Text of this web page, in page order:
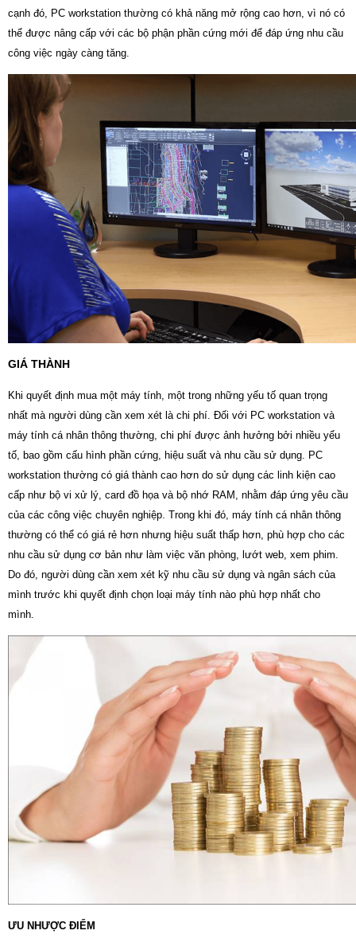
cạnh đó, PC workstation thường có khả năng mở rộng cao hơn, vì nó có
thể được nâng cấp với các bộ phận phần cứng mới để đáp ứng nhu cầu
công việc ngày càng tăng.
GIÁ THÀNH
Khi quyết định mua một máy tính, một trong những yếu tố quan trọng
nhất mà người dùng cần xem xét là chi phí. Đối với PC workstation và
máy tính cá nhân thông thường, chi phí được ảnh hưởng bởi nhiều yếu
tố, bao gồm cấu hình phần cứng, hiệu suất và nhu cầu sử dụng. PC
workstation thường có giá thành cao hơn do sử dụng các linh kiện cao
cấp như bộ vi xử lý, card đồ họa và bộ nhớ RAM, nhằm đáp ứng yêu cầu
của các công việc chuyên nghiệp. Trong khi đó, máy tính cá nhân thông
thường có thể có giá rẻ hơn nhưng hiệu suất thấp hơn, phù hợp cho các
nhu cầu sử dụng cơ bản như làm việc văn phòng, lướt web, xem phim.
Do đó, người dùng cần xem xét kỹ nhu cầu sử dụng và ngân sách của
mình trước khi quyết định chọn loại máy tính nào phù hợp nhất cho
mình.
ƯU NHƯỢC ĐIỂM